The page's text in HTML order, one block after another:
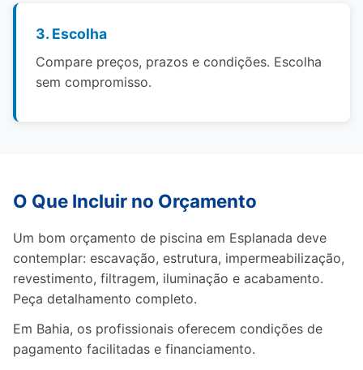
3. Escolha
Compare preços, prazos e condições. Escolha
sem compromisso.
O Que Incluir no Orçamento
Um bom orçamento de piscina em Esplanada deve
contemplar: escavação, estrutura, impermeabilização,
revestimento, filtragem, iluminação e acabamento.
Peça detalhamento completo.
Em Bahia, os profissionais oferecem condições de
pagamento facilitadas e financiamento.